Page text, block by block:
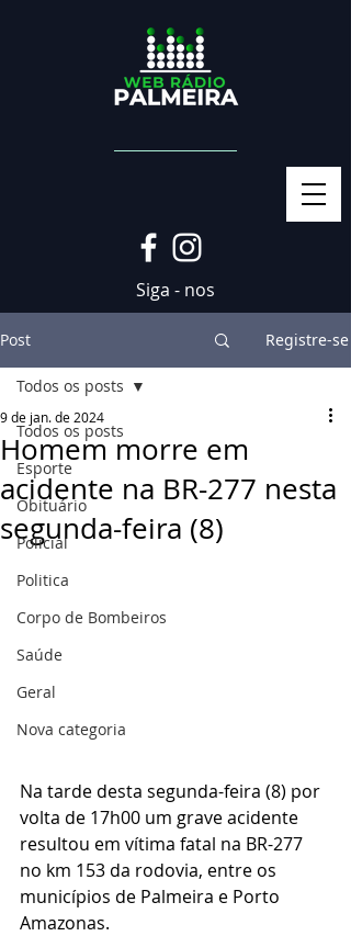
Siga - nos
Post Registre-se
Todos os posts
Esporte
Obituário
Policial
Politica
Corpo de Bombeiros
Saúde
Geral
Nova categoria
Todos os posts
Homem morre em
acidente na BR-277 nesta
segunda-feira (8)
9 de jan. de 2024
Na tarde desta segunda-feira (8) por
volta de 17h00 um grave acidente
resultou em vítima fatal na BR-277
no km 153 da rodovia, entre os
municípios de Palmeira e Porto
Amazonas.